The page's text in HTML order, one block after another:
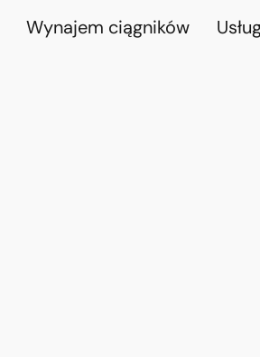
Wynajem ciągników